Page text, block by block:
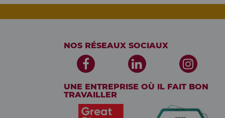
NOS RÉSEAUX SOCIAUX
UNE ENTREPRISE OÙ IL FAIT BON
TRAVAILLER